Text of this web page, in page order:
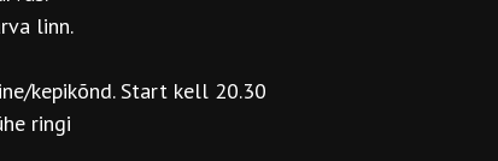
linn.
kepikõnd. Start kell 20.30
ringi